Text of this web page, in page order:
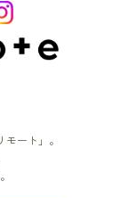
ート」。